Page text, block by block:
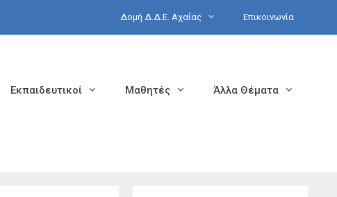
Δομή Δ.Δ.Ε. Αχαΐας Επικοινωνία
Εκπαιδευτικοί Μαθητές Άλλα Θέματα